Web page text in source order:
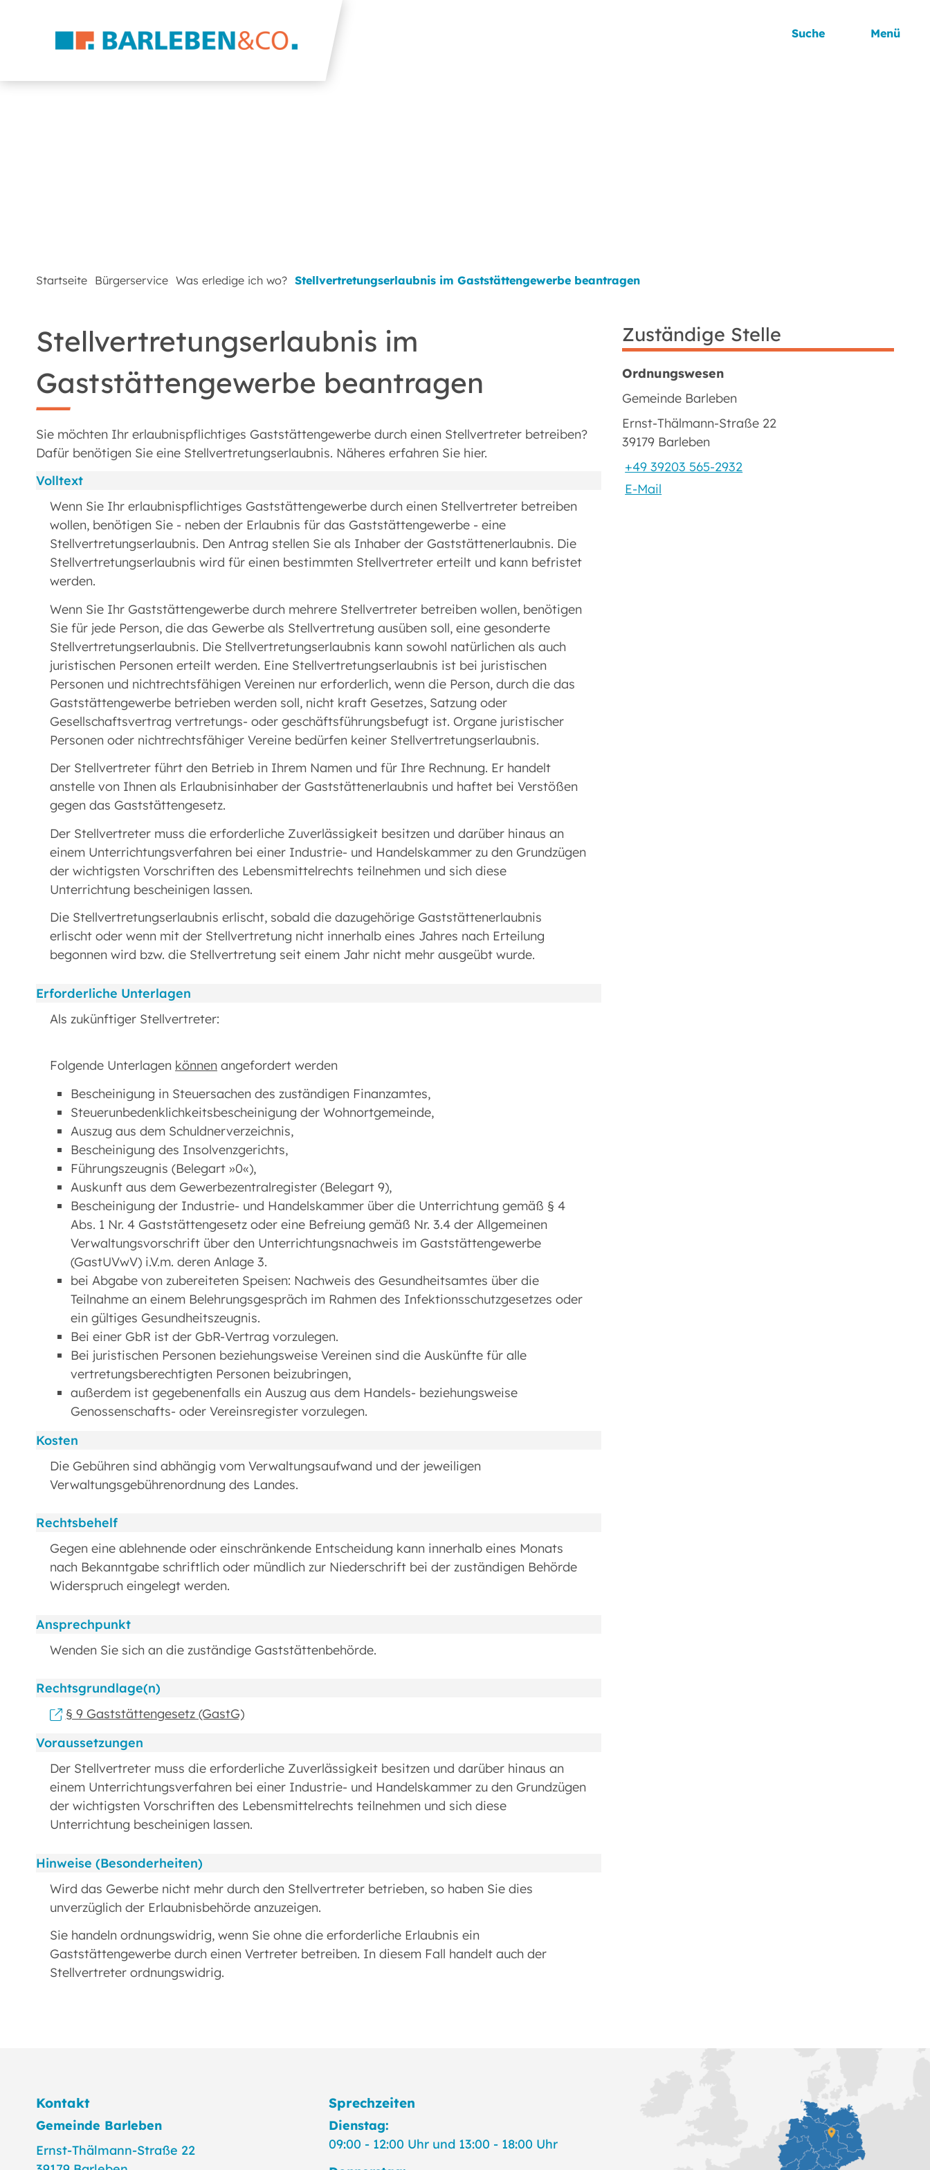
Suche Menü
Startseite Bürgerservice Was erledige ich wo? Stellvertretungserlaubnis im Gaststättengewerbe beantragen
Stellvertretungserlaubnis im
Gaststättengewerbe beantragen
Sie möchten Ihr erlaubnispflichtiges Gaststättengewerbe durch einen Stellvertreter betreiben?
Dafür benötigen Sie eine Stellvertretungserlaubnis. Näheres erfahren Sie hier.
Volltext
Wenn Sie Ihr erlaubnispflichtiges Gaststättengewerbe durch einen Stellvertreter betreiben
wollen, benötigen Sie - neben der Erlaubnis für das Gaststättengewerbe - eine
Stellvertretungserlaubnis. Den Antrag stellen Sie als Inhaber der Gaststättenerlaubnis. Die
Stellvertretungserlaubnis wird für einen bestimmten Stellvertreter erteilt und kann befristet
werden.
Wenn Sie Ihr Gaststättengewerbe durch mehrere Stellvertreter betreiben wollen, benötigen
Sie für jede Person, die das Gewerbe als Stellvertretung ausüben soll, eine gesonderte
Stellvertretungserlaubnis. Die Stellvertretungserlaubnis kann sowohl natürlichen als auch
juristischen Personen erteilt werden. Eine Stellvertretungserlaubnis ist bei juristischen
Personen und nichtrechtsfähigen Vereinen nur erforderlich, wenn die Person, durch die das
Gaststättengewerbe betrieben werden soll, nicht kraft Gesetzes, Satzung oder
Gesellschaftsvertrag vertretungs- oder geschäftsführungsbefugt ist. Organe juristischer
Personen oder nichtrechtsfähiger Vereine bedürfen keiner Stellvertretungserlaubnis.
Der Stellvertreter führt den Betrieb in Ihrem Namen und für Ihre Rechnung. Er handelt
anstelle von Ihnen als Erlaubnisinhaber der Gaststättenerlaubnis und haftet bei Verstößen
gegen das Gaststättengesetz.
Der Stellvertreter muss die erforderliche Zuverlässigkeit besitzen und darüber hinaus an
einem Unterrichtungsverfahren bei einer Industrie- und Handelskammer zu den Grundzügen
der wichtigsten Vorschriften des Lebensmittelrechts teilnehmen und sich diese
Unterrichtung bescheinigen lassen.
Die Stellvertretungserlaubnis erlischt, sobald die dazugehörige Gaststättenerlaubnis
erlischt oder wenn mit der Stellvertretung nicht innerhalb eines Jahres nach Erteilung
begonnen wird bzw. die Stellvertretung seit einem Jahr nicht mehr ausgeübt wurde.
Erforderliche Unterlagen
Als zukünftiger Stellvertreter:
Folgende Unterlagen können angefordert werden
Bescheinigung in Steuersachen des zuständigen Finanzamtes,
Steuerunbedenklichkeitsbescheinigung der Wohnortgemeinde,
Auszug aus dem Schuldnerverzeichnis,
Bescheinigung des Insolvenzgerichts,
Führungszeugnis (Belegart »0«),
Auskunft aus dem Gewerbezentralregister (Belegart 9),
Bescheinigung der Industrie- und Handelskammer über die Unterrichtung gemäß § 4
Abs. 1 Nr. 4 Gaststättengesetz oder eine Befreiung gemäß Nr. 3.4 der Allgemeinen
Verwaltungsvorschrift über den Unterrichtungsnachweis im Gaststättengewerbe
(GastUVwV) i.V.m. deren Anlage 3.
bei Abgabe von zubereiteten Speisen: Nachweis des Gesundheitsamtes über die
Teilnahme an einem Belehrungsgespräch im Rahmen des Infektionsschutzgesetzes oder
ein gültiges Gesundheitszeugnis.
Bei einer GbR ist der GbR-Vertrag vorzulegen.
Bei juristischen Personen beziehungsweise Vereinen sind die Auskünfte für alle
vertretungsberechtigten Personen beizubringen,
außerdem ist gegebenenfalls ein Auszug aus dem Handels- beziehungsweise
Genossenschafts- oder Vereinsregister vorzulegen.
Kosten
Die Gebühren sind abhängig vom Verwaltungsaufwand und der jeweiligen
Verwaltungsgebührenordnung des Landes.
Rechtsbehelf
Gegen eine ablehnende oder einschränkende Entscheidung kann innerhalb eines Monats
nach Bekanntgabe schriftlich oder mündlich zur Niederschrift bei der zuständigen Behörde
Widerspruch eingelegt werden.
Ansprechpunkt
Wenden Sie sich an die zuständige Gaststättenbehörde.
Rechtsgrundlage(n)
§ 9 Gaststättengesetz (GastG)
Voraussetzungen
Der Stellvertreter muss die erforderliche Zuverlässigkeit besitzen und darüber hinaus an
einem Unterrichtungsverfahren bei einer Industrie- und Handelskammer zu den Grundzügen
der wichtigsten Vorschriften des Lebensmittelrechts teilnehmen und sich diese
Unterrichtung bescheinigen lassen.
Hinweise (Besonderheiten)
Wird das Gewerbe nicht mehr durch den Stellvertreter betrieben, so haben Sie dies
unverzüglich der Erlaubnisbehörde anzuzeigen.
Sie handeln ordnungswidrig, wenn Sie ohne die erforderliche Erlaubnis ein
Gaststättengewerbe durch einen Vertreter betreiben. In diesem Fall handelt auch der
Stellvertreter ordnungswidrig.
Zuständige Stelle
Ordnungswesen
Gemeinde Barleben
Ernst-Thälmann-Straße 22
39179 Barleben
+49 39203 565-2932
E-Mail
Kontakt
Gemeinde Barleben
Ernst-Thälmann-Straße 22
Sprechzeiten
Dienstag:
09:00 - 12:00 Uhr und 13:00 - 18:00 Uhr